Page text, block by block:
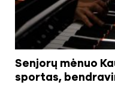
Senjorų mėnuo
sportas,